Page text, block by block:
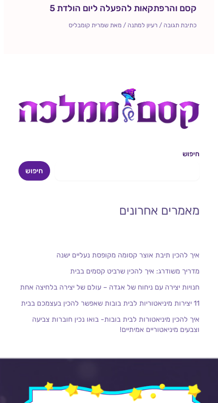
קסם והרפתקאות להפעלה ליום הולדת 5
כתיבת תגובה / רעיון למתנה / מאתשמרית קומבליס
חיפוש
חיפוש
מאמרים אחרונים
איך להכין תיבת אוצר קסומה מקופסת נעליים ישנה
מדריך משודרג: איך להכין שרביט קסמים בבית
חנויות יצירה עם ניחוח של אגדה – עולם של יצירה בלחיצה אחת
11 יצירות מיניאטוריות לבית בובות שאפשר להכין בעצמכם בבית
איך להכין מיניאטורות לבית בובות- בואו נכין חוברות צביעה
וצבעים מיניאטוריים אמיתיים!